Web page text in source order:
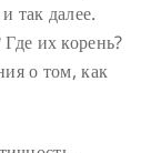
так далее.
их корень?
о том, как